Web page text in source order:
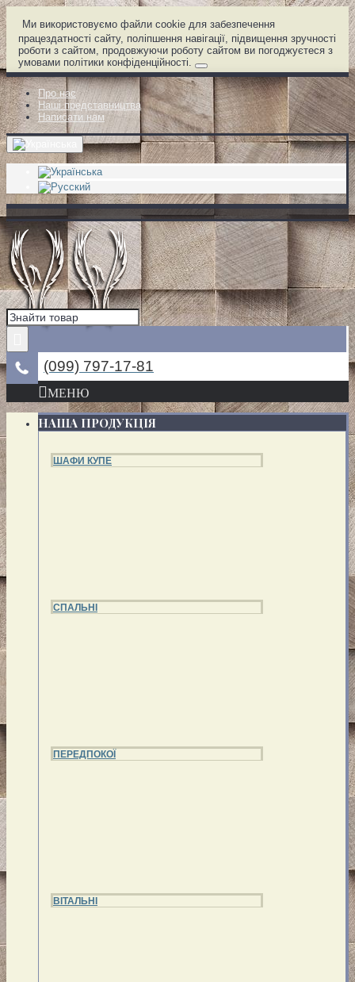
Ми використовуємо файли cookie для забезпечення
працездатності сайту, поліпшення навігації, підвищення зручності
роботи з сайтом, продовжуючи роботу сайтом ви погоджуєтеся з
умовами політики конфіденційності.
Про нас
Наші представництва
Написати нам
(099) 797-17-81
МЕНЮ
НАША ПРОДУКЦІЯ
ШАФИ КУПЕ
СПАЛЬНІ
ПЕРЕДПОКОЇ
ВІТАЛЬНІ